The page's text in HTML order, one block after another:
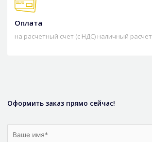
Оплата
на расчетный счет (с НДС) наличный расчет
Оформить заказ прямо сейчас!